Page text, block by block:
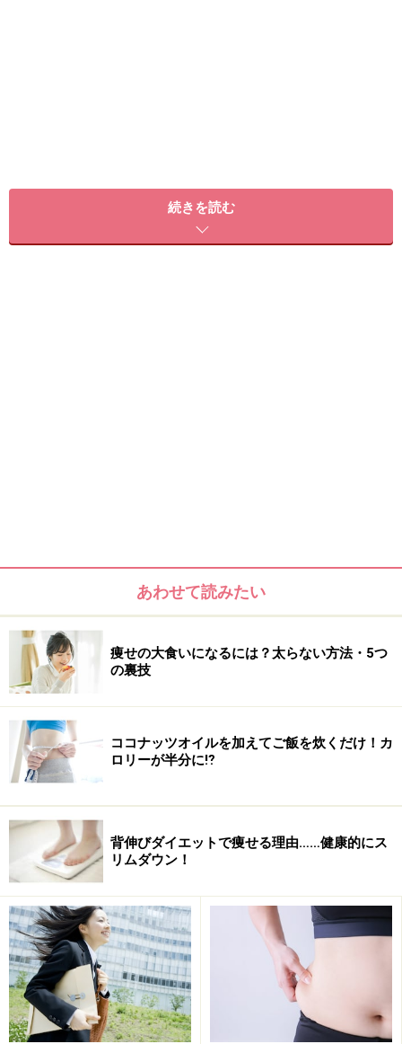
計画を立てているのに、失敗しているのであれば、それ
はあなたのダイエット計画が間違っているかもしれませ
1ヶ月に落としていい体重の目安は自分の全
体重の5％まで！
人間は1ヶ月に減らしてもいい体重が決まっているのを
ご存知ですか。実は体重の5％までと言われています。
例えば60キロの人は3キロまで。それ以上減らすと人体
は生命の危険を感じて、ホメオスタシス（恒常性）が働
き、ダイエットをする前の状態に戻そうとするのです。
体重の5％は「体が異変に気づかない重さ」。これを基
続きを読む
あわせて読みたい
痩せの大食いになるには？太らない方法・5つ
の裏技
ココナッツオイルを加えてご飯を炊くだけ！カ
ロリーが半分に⁉
背伸びダイエットで痩せる理由……健康的にス
リムダウン！